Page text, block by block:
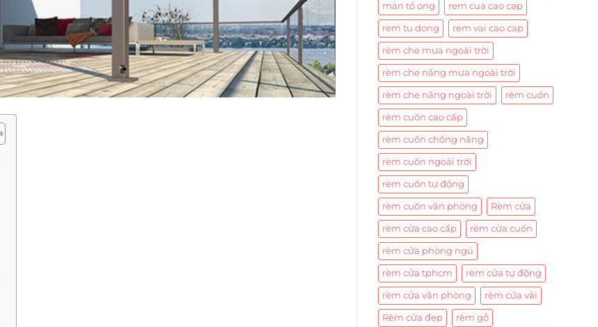
màn tổ ong rem cua cao cap
rem tu dong rem vai cao cap
rèm che mưa ngoài trời
rèm che nắng mưa ngoài trời
rèm che nắng ngoài trời rèm cuốn
rèm cuốn cao cấp
rèm cuốn chống nắng
rèm cuốn ngoài trời
rèm cuốn tự động
rèm cuốn văn phòng Rèm cửa
rèm cửa cao cấp rèm cửa cuốn
rèm cửa phòng ngủ
rèm cửa tphcm rèm cửa tự động
rèm cửa văn phòng rèm cửa vải
Rèm cửa đẹp rèm gỗ